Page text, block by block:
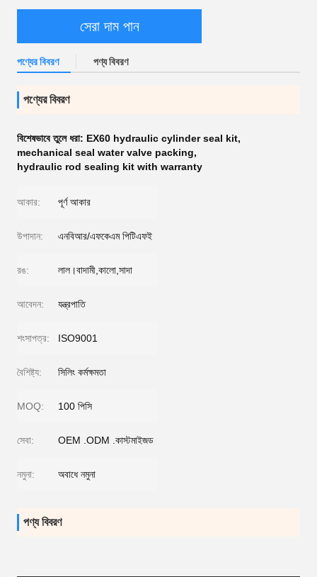
সেরা দাম পান
পণ্যের বিবরণ পণ্য বিবরণ
পণ্যের বিবরণ
বিশেষভাবে তুলে ধরা: EX60 hydraulic cylinder seal kit,
mechanical seal water valve packing,
hydraulic rod sealing kit with warranty
আকার: পূর্ণ আকার
উপাদান: এনবিআর/এফকেএম পিটিএফই
রঙ: লাল।বাদামী,কালো,সাদা
আবেদন: যন্ত্রপাতি
শংসাপত্র: ISO9001
বৈশিষ্ট্য: সিলিং কর্মক্ষমতা
MOQ: 100 পিসি
সেবা: OEM .ODM .কাস্টমাইজড
নমুনা: অবাধে নমুনা
পণ্য বিবরণ